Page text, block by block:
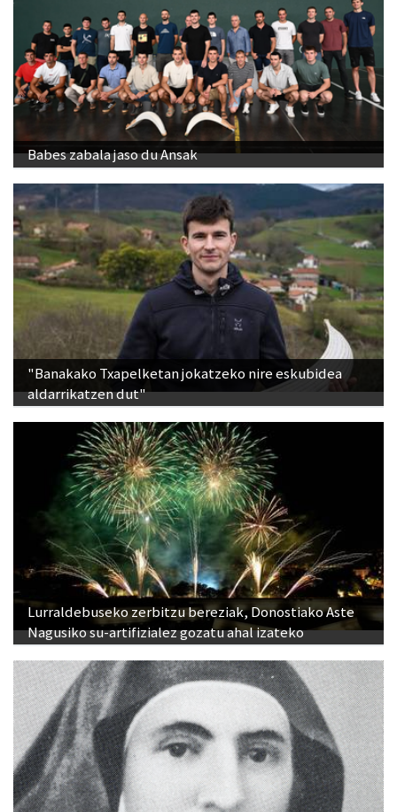
Babes zabala jaso du Ansak
"Banakako Txapelketan jokatzeko nire eskubidea
aldarrikatzen dut"
Lurraldebuseko zerbitzu bereziak, Donostiako Aste
Nagusiko su-artifizialez gozatu ahal izateko